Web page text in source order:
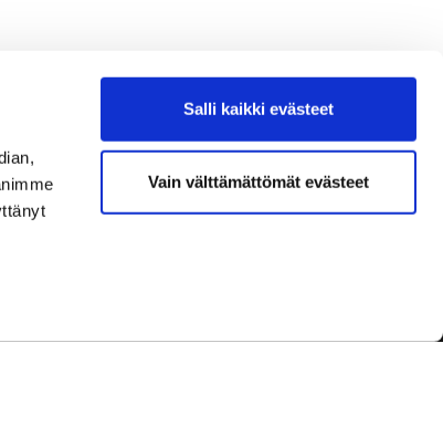
Salli kaikki evästeet
Vain välttämättömät evästeet